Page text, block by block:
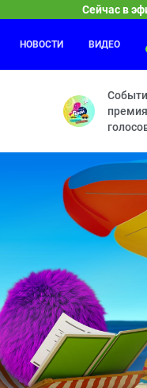
Сейчас в
— Зачем лягушка
Бобр
НОВОСТИ ВИДЕО